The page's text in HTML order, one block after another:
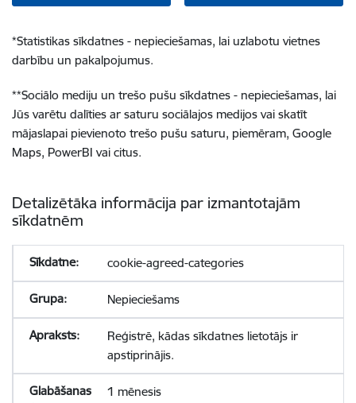
*Statistikas sīkdatnes - nepieciešamas, lai uzlabotu vietnes
darbību un pakalpojumus.
**Sociālo mediju un trešo pušu sīkdatnes - nepieciešamas, lai
Jūs varētu dalīties ar saturu sociālajos medijos vai skatīt
mājaslapai pievienoto trešo pušu saturu, piemēram, Google
Maps, PowerBI vai citus.
Detalizētāka informācija par izmantotajām
sīkdatnēm
cookie-agreed-categories
Nepieciešams
Reģistrē, kādas sīkdatnes lietotājs ir
apstiprinājis.
1 mēnesis